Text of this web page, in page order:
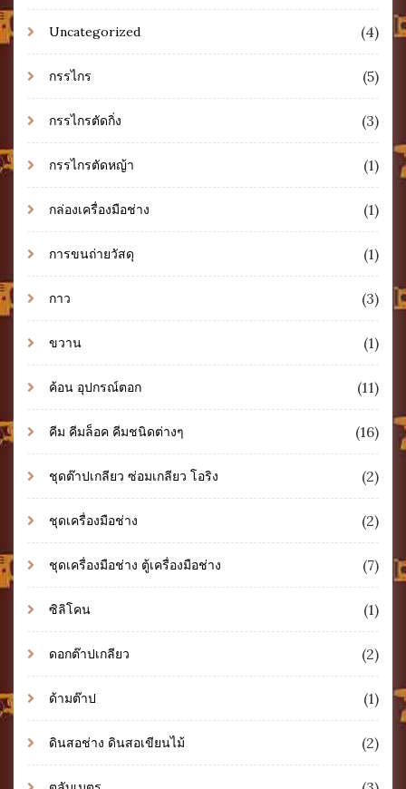
Uncategorized (4)
กรรไกร (5)
กรรไกรตัดกิ่ง (3)
กรรไกรตัดหญ้า (1)
กล่องเครื่องมือช่าง (1)
การขนถ่ายวัสดุ (1)
กาว (3)
ขวาน (1)
ค้อน อุปกรณ์ตอก (11)
คีม คีมล็อค คีมชนิดต่างๆ (16)
ชุดต๊าปเกลียว ซ่อมเกลียว โอริง (2)
ชุดเครื่องมือช่าง (2)
ชุดเครื่องมือช่าง ตู้เครื่องมือช่าง (7)
ซิลิโคน (1)
ดอกต๊าปเกลียว (2)
ด้ามต๊าป (1)
ดินสอช่าง ดินสอเขียนไม้ (2)